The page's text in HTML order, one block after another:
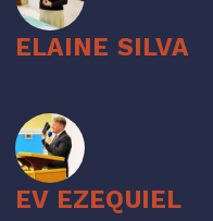
ELAINE SILVA
EV EZEQUIEL